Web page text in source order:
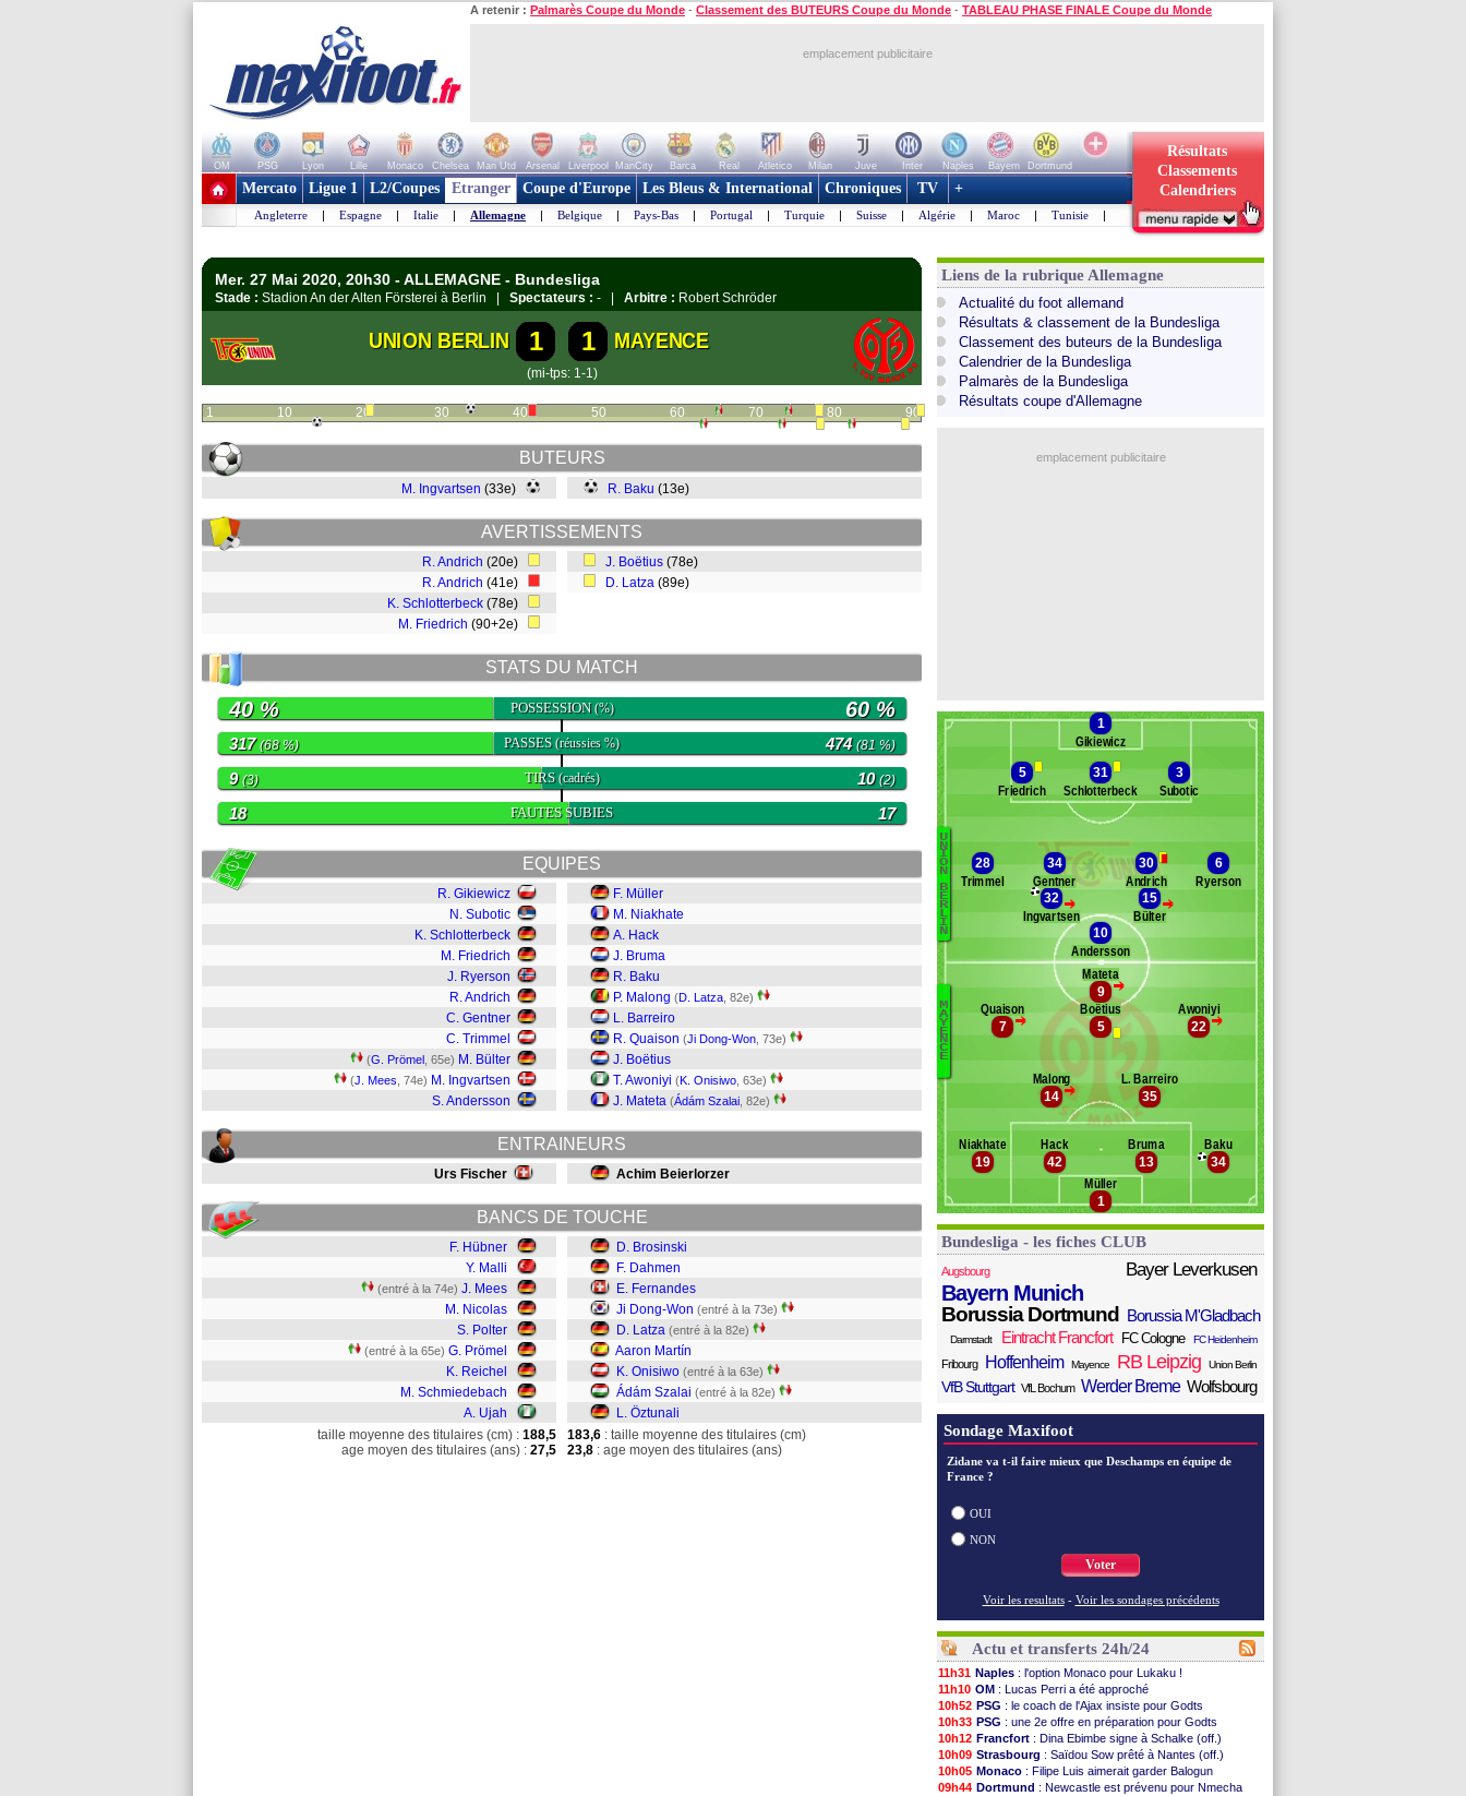
A retenir : Palmarès Coupe du Monde - Classement des BUTEURS Coupe du Monde - TABLEAU PHASE FINALE Coupe du Monde
emplacement publicitaire
OM PSG Lyon Lille Monaco Chelsea Man Utd Arsenal Liverpool ManCity Barca Real Atletico Milan Juve Inter Naples Bayern
Dortmund
+ de clubs
Résultats
Classements
Calendriers
Mercato Ligue 1 L2/Coupes Etranger Coupe d'Europe Les Bleus & International Chroniques TV +
Angleterre | Espagne | Italie | Allemagne | Belgique | Pays-Bas | Portugal | Turquie | Suisse | Algérie | Maroc | Tunisie |
Mer. 27 Mai 2020, 20h30 - ALLEMAGNE - Bundesliga
Stade : Stadion An der Alten Försterei à Berlin | Spectateurs : - | Arbitre : Robert Schröder
UNION BERLIN 1 1 MAYENCE
(mi-tps: 1-1)
1 10 20 30 40 50 60 70 80 90
BUTEURS
M. Ingvartsen (33e) R. Baku (13e)
AVERTISSEMENTS
R. Andrich (20e)
R. Andrich (41e)
K. Schlotterbeck (78e)
M. Friedrich (90+2e)
J. Boëtius (78e)
D. Latza (89e)
STATS DU MATCH
POSSESSION(%)
40 % 60 %
PASSES(réussies %)
317(68 %) 474 (81 %)
TIRS(cadrés)
9(3) 10(2)
FAUTES SUBIES
18 17
EQUIPES
R. Gikiewicz
N. Subotic
K. Schlotterbeck
M. Friedrich
J. Ryerson
R. Andrich
C. Gentner
C. Trimmel
(G. Prömel , 65e) M. Bülter
(J. Mees , 74e) M. Ingvartsen
S. Andersson
F. Müller
M. Niakhate
A. Hack
J. Bruma
R. Baku
P. Malong (D. Latza , 82e)
L. Barreiro
R. Quaison (Ji Dong-Won , 73e)
J. Boëtius
T. Awoniyi (K. Onisiwo , 63e)
J. Mateta (Ádám Szalai , 82e)
ENTRAINEURS
Urs Fischer Achim Beierlorzer
BANCS DE TOUCHE
F. Hübner
Y. Malli
(entré à la 74e) J. Mees
M. Nicolas
S. Polter
(entré à la 65e) G. Prömel
K. Reichel
M. Schmiedebach
A. Ujah
D. Brosinski
F. Dahmen
E. Fernandes
Ji Dong-Won (entré à la 73e)
D. Latza (entré à la 82e)
Aaron Martín
K. Onisiwo (entré à la 63e)
Ádám Szalai (entré à la 82e)
L. Öztunali
taille moyenne des titulaires (cm) : 188,5
age moyen des titulaires (ans) : 27,5
183,6 : taille moyenne des titulaires (cm)
23,8 : age moyen des titulaires (ans)
Liens de la rubrique Allemagne
Actualité du foot allemand
Résultats & classement de la Bundesliga
Classement des buteurs de la Bundesliga
Calendrier de la Bundesliga
Palmarès de la Bundesliga
Résultats coupe d'Allemagne
emplacement publicitaire
Banc des remplaçants Union Berlin
Hübner
Malli
Mees
Reichel
Schmiedebach
U
N
I
O
N
B
E
R
L
I
N
Banc des remplaçants
Brosinski
Latza
Aaron Martín
Onisiwo
Szalai
M
A
Y
E
N
C
E
1
Gikiewicz
5
Friedrich
31
Schlotterbeck
3
Subotic
28
Trimmel
34
Gentner
30
Andrich
6
Ryerson
>
32
Ingvartsen
>
15
Bülter
10
Andersson
1
Müller
34
Baku
13
Bruma
42
Hack
19
Niakhate
35
L. Barreiro
>
14
Malong
>
22
Awoniyi
5
Boëtius
>
7
Quaison
>
9
Mateta
Bundesliga - les fiches CLUB
Augsbourg Bayer Leverkusen
Bayern Munich
Borussia Dortmund Borussia M'Gladbach
Darmstadt Eintracht Francfort FC Cologne FC Heidenheim
Fribourg Hoffenheim Mayence RB Leipzig Union Berlin
VfB Stuttgart VfL Bochum Werder Breme Wolfsbourg
Sondage Maxifoot
Zidane va t-il faire mieux que Deschamps en équipe de
France ?
OUI
NON
Voter
Voir les resultats - Voir les sondages précédents
Actu et transferts 24h/24
11h31 Naples : l'option Monaco pour Lukaku !
11h10 OM : Lucas Perri a été approché
10h52 PSG : le coach de l'Ajax insiste pour Godts
10h33 PSG : une 2e offre en préparation pour Godts
10h12 Francfort : Dina Ebimbe signe à Schalke (off.)
10h09 Strasbourg : Saïdou Sow prêté à Nantes (off.)
10h05 Monaco : Filipe Luis aimerait garder Balogun
09h44 Dortmund : Newcastle est prévenu pour Nmecha